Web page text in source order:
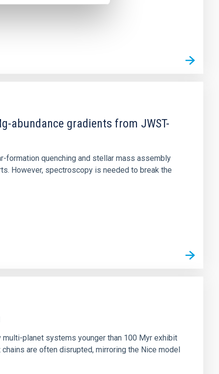
abundance gradients from JWST-
quenching and stellar mass assembly
However, spectroscopy is needed to break the
planet systems younger than 100 Myr exhibit
are often disrupted, mirroring the Nice model